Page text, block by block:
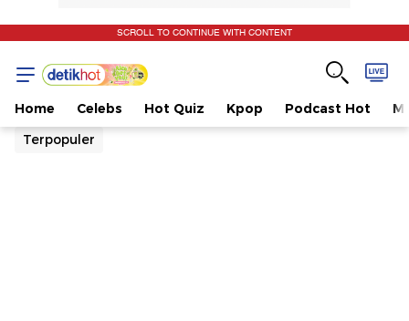
SCROLL TO CONTINUE WITH CONTENT
Home Celebs Hot Quiz Kpop Podcast Hot
Terpopuler